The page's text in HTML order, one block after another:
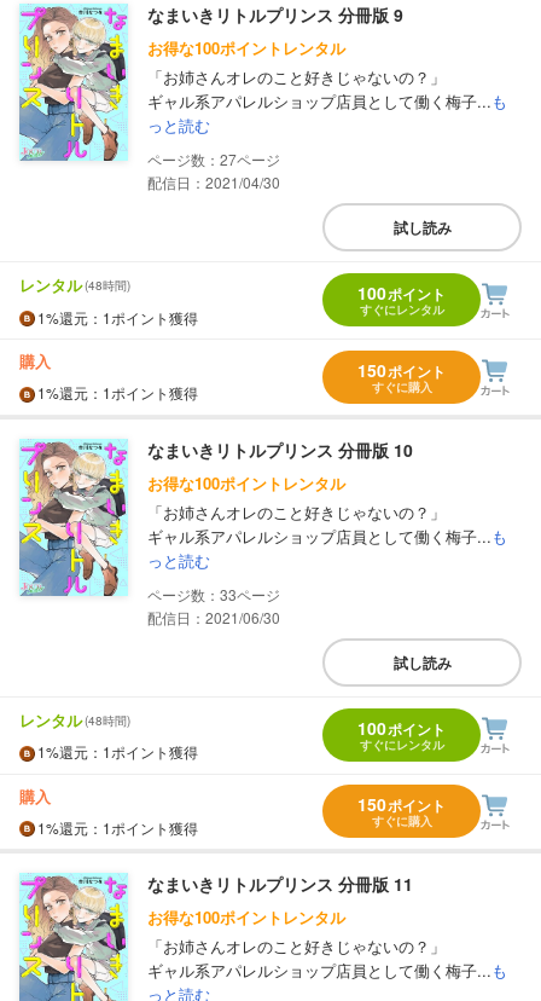
なまいきリトルプリンス 分冊版 9
お得な100ポイントレンタル
「お姉さんオレのこと好きじゃないの？」
ギャル系アパレルショップ店員として働く梅子...も
っと読む
27
配信日：2021/04/30
試し読み
レンタル(48時間)
1%還元 ：1ポイント獲得
100ポイント
すぐにレンタル
購入
1%還元 ：1ポイント獲得
150ポイント
すぐに購入
なまいきリトルプリンス 分冊版 10
お得な100ポイントレンタル
「お姉さんオレのこと好きじゃないの？」
ギャル系アパレルショップ店員として働く梅子...も
っと読む
33
配信日：2021/06/30
試し読み
レンタル(48時間)
1%還元 ：1ポイント獲得
100ポイント
すぐにレンタル
購入
1%還元 ：1ポイント獲得
150ポイント
すぐに購入
なまいきリトルプリンス 分冊版 11
お得な100ポイントレンタル
「お姉さんオレのこと好きじゃないの？」
ギャル系アパレルショップ店員として働く梅子...も
っと読む